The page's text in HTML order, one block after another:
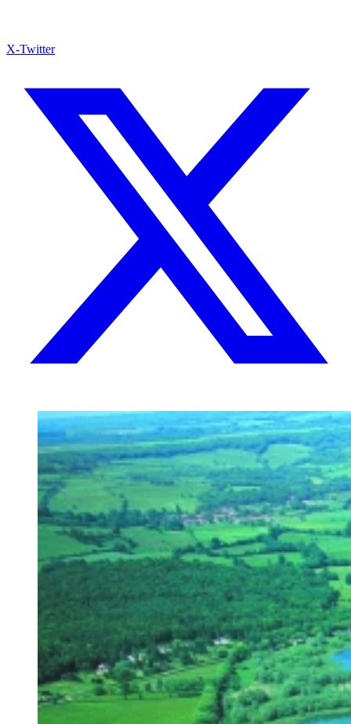
X-Twitter